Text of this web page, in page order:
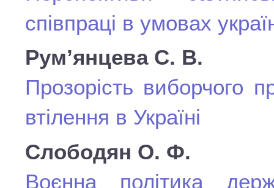
співпраці в умовах
Рум’янцева С. В.
Прозорість виборчого
втілення в Україні
Слободян О. Ф.
Воєнна політика